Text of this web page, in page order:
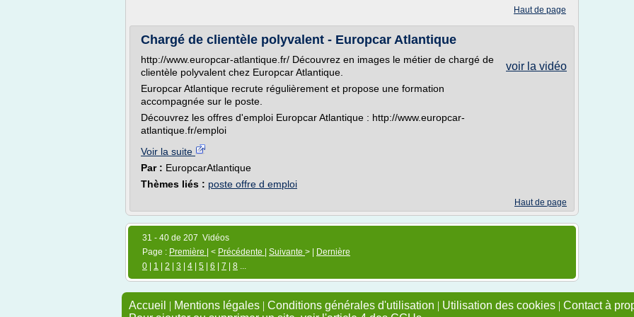
Haut de page
Chargé de clientèle polyvalent - Europcar Atlantique
voir la vidéo
http://www.europcar-atlantique.fr/ Découvrez en images le métier de chargé de
clientèle polyvalent chez Europcar Atlantique.
Europcar Atlantique recrute régulièrement et propose une formation
accompagnée sur le poste.
Découvrez les offres d'emploi Europcar Atlantique : http://www.europcar-
atlantique.fr/emploi
Voir la suite
Par : EuropcarAtlantique
Thèmes liés : poste offre d emploi
Haut de page
31 - 40 de 207 Vidéos
Page : Première | < Précédente Suivante > |
Dernière
0
1 2 3 4 5 6 7 8 ...
Accueil | Mentions légales | Conditions générales d'utilisation | Utilisation des cookies | Contact à